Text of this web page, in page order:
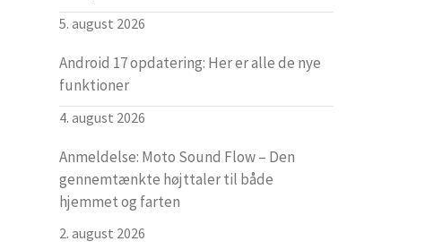
5. august 2026
Android 17 opdatering: Her er alle de nye
funktioner
4. august 2026
Anmeldelse: Moto Sound Flow – Den
gennemtænkte højttaler til både
hjemmet og farten
2. august 2026